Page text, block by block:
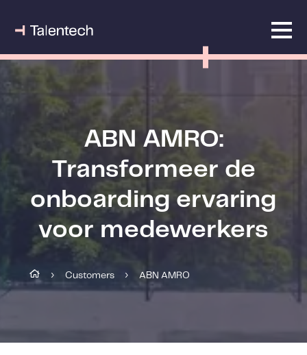
ABN AMRO:
Transformeer de
onboarding ervaring
voor medewerkers
› Customers › ABN AMRO